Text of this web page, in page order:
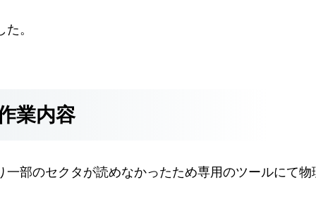
。
業内容
部のセクタが読めなかったため専用のツールにて物